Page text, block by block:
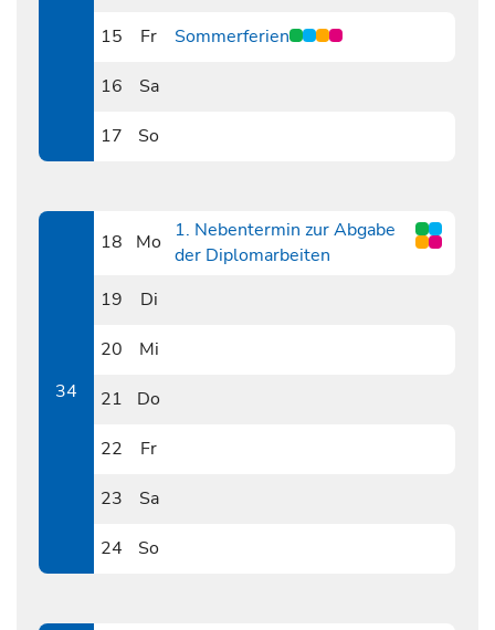
15
Fr Sommerferien
16
Sa
17
So
34
18
Mo
1. Nebentermin zur Abgabe
der Diplomarbeiten
19
Di
20
Mi
21
Do
22
Fr
23
Sa
24
So